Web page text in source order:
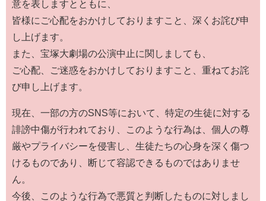
意を表しますとともに、
皆様にご心配をおかけしておりますこと、深くお詫び申
し上げます。
また、宝塚大劇場の公演中止に関しましても、
ご心配、ご迷惑をおかけしておりますこと、重ねてお詫
び申し上げます。
現在、一部の方のSNS等において、特定の生徒に対する
誹謗中傷が行われており、このような行為は、個人の尊
厳やプライバシーを侵害し、生徒たちの心身を深く傷つ
けるものであり、断じて容認できるものではありませ
ん。
今後、このような行為で悪質と判断したものに対しまし